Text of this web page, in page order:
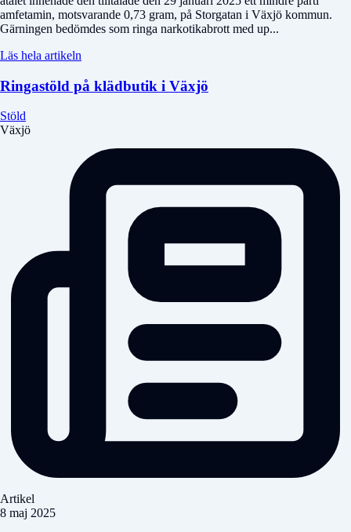
amfetamin, motsvarande 0,73 gram, på Storgatan i Växjö kommun.
Gärningen bedömdes som ringa narkotikabrott med up...
Läs hela artikeln
Ringastöld på klädbutik i Växjö
Stöld
Växjö
Artikel
8 maj 2025